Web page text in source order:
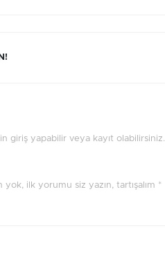
giriş yapabilir veya kayıt olabilirsiniz.
ilk yorumu siz yazın, tartışalım *